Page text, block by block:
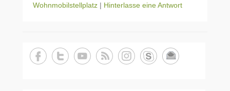
Wohnmobilstellplatz | Hinterlasse eine Antwort